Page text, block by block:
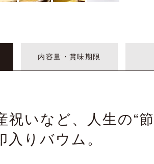
内容量・賞味期限
祝いなど、人生の“節
入りバウム。